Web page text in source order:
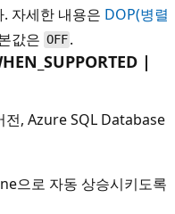
자세한 내용은 DOP(병렬
값은 OFF .
|
전, Azure SQL Database
으로 자동 상승시키도록